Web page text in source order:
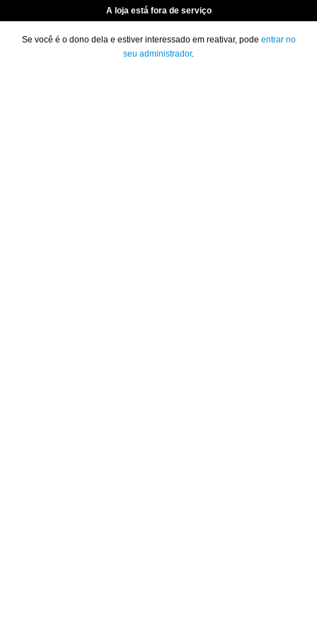
A loja está fora de serviço
Se você é o dono dela e estiver interessado em reativar, pode entrar no
seu administrador.